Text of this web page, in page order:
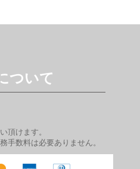
ついて
頂けます。
手数料は必要ありません。